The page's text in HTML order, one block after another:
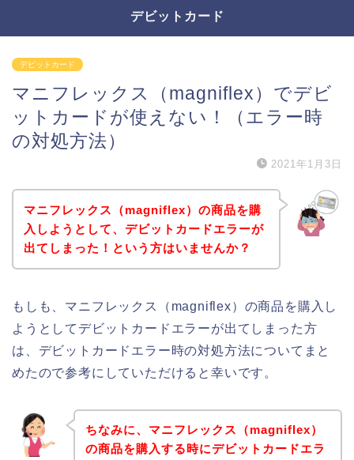
デビットカード
デビットカード
マニフレックス（magniflex）でデビ
ットカードが使えない！（エラー時
の対処方法）
2021年1月3日
マニフレックス（magniflex）の商品を購
入しようとして、デビットカードエラーが
出てしまった！という方はいませんか？
もしも、マニフレックス（magniflex）の商品を購入し
ようとしてデビットカードエラーが出てしまった方
は、デビットカードエラー時の対処方法についてまと
めたので参考にしていただけると幸いです。
ちなみに、マニフレックス（magniflex）
の商品を購入する時にデビットカードエラ